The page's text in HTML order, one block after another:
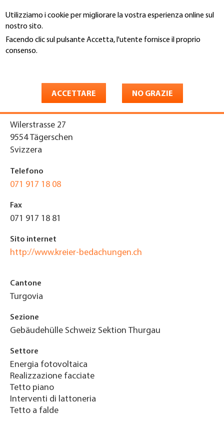
Utilizziamo i cookie per migliorare la vostra esperienza online sul
nostro sito.
Facendo clic sul pulsante Accetta, l'utente fornisce il proprio
consenso.
ACCETTARE NO GRAZIE
al
contenuto
principale
You
Indirizzo
Wilerstrasse 27
9554 Tägerschen
Svizzera
Telefono
071 917 18 08
Fax
071 917 18 81
Sito internet
http://www.kreier-bedachungen.ch
Cantone
Turgovia
Sezione
Gebäudehülle Schweiz Sektion Thurgau
Settore
Energia fotovoltaica
Realizzazione facciate
Tetto piano
Interventi di lattoneria
Tetto a falde